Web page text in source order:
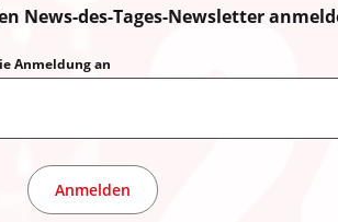
News-des-Tages-Newsletter
Anmeldung an
Anmelden